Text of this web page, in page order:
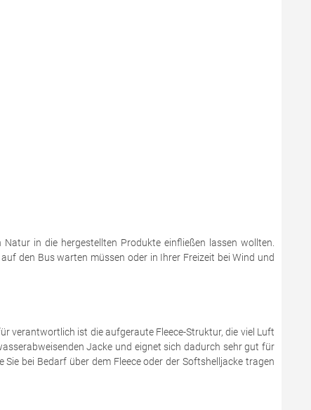
in die hergestellten Produkte einfließen lassen wollten.
den Bus warten müssen oder in Ihrer Freizeit bei Wind und
verantwortlich ist die aufgeraute Fleece-Struktur, die viel Luft
Jacke und eignet sich dadurch sehr gut für
bei Bedarf über dem Fleece oder der Softshelljacke tragen